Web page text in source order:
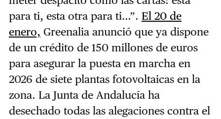
para ti, esta otra para ti…”. El 20 de
enero, Greenalia anunció que ya dispone
de un crédito de 150 millones de euros
para asegurar la puesta en marcha en
2026 de siete plantas fotovoltaicas en la
zona. La Junta de Andalucía ha
desechado todas las alegaciones contra el